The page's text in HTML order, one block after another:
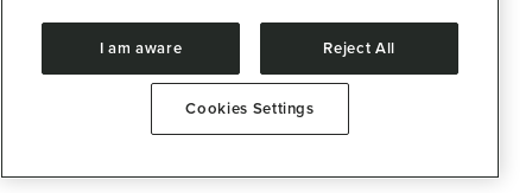
I am aware Reject All
Cookies Settings